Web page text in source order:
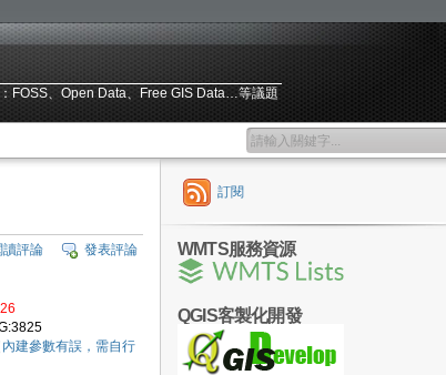
FOSS、Open Data、Free GIS Data…等議題
發表評論
讀評論
內建參數有誤，需自行
訂閱
WMTS服務資源
QGIS客製化開發